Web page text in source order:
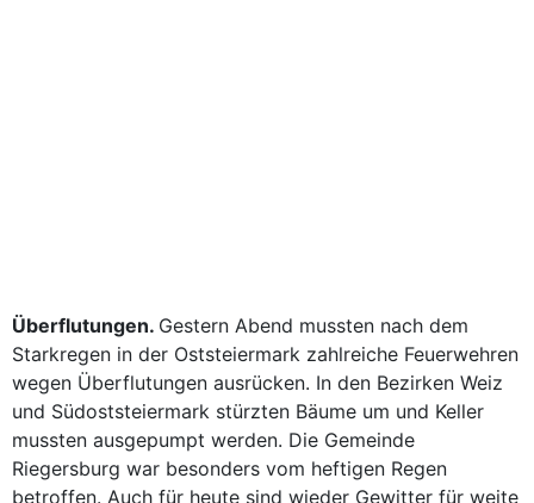
Überflutungen. Gestern Abend mussten nach dem
Starkregen in der Oststeiermark zahlreiche Feuerwehren
wegen Überflutungen ausrücken. In den Bezirken Weiz
und Südoststeiermark stürzten Bäume um und Keller
mussten ausgepumpt werden. Die Gemeinde
Riegersburg war besonders vom heftigen Regen
betroffen. Auch für heute sind wieder Gewitter für weite